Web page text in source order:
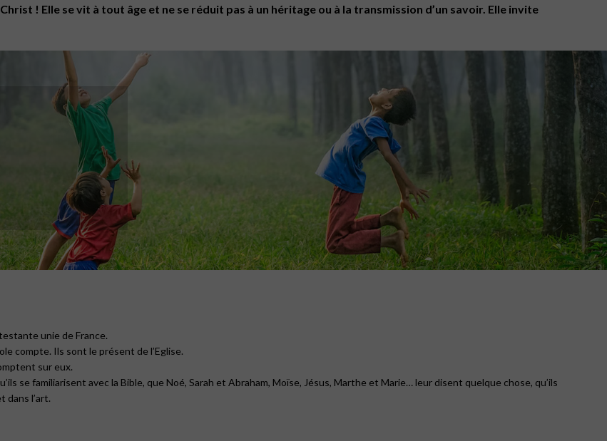
! Elle se vit à tout âge et ne se réduit pas à un héritage ou à la transmission d’un savoir. Elle invite
unie de France.
compte. Ils sont le présent de l’Eglise.
sur eux.
se familiarisent avec la Bible, que Noé, Sarah et Abraham, Moïse, Jésus, Marthe et Marie… leur disent quelque chose, qu’ils
dans l’art.